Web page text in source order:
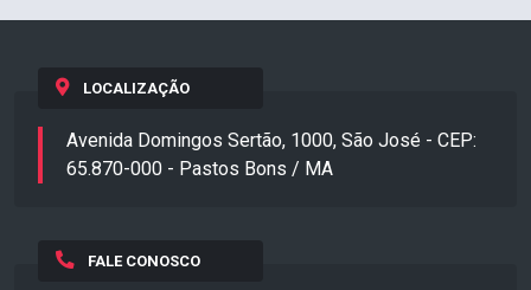
LOCALIZAÇÃO
Avenida Domingos Sertão, 1000, São José - CEP:
65.870-000 - Pastos Bons / MA
FALE CONOSCO